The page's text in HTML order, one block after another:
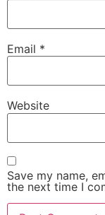
Email *
Website
Save my name,
the next time I